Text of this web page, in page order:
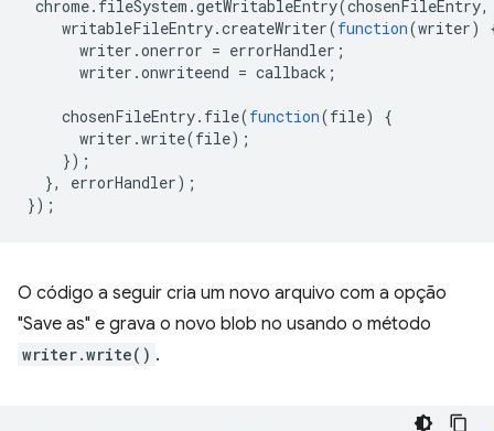
chrome. fileSystem .getWritableEntry(chosenFileEntry,
writableFileEntry.createWriter(function(writer)
writer .onerror = errorHandler ;
writer .onwriteend = callback ;
chosenFileEntry. file(function(file)
{
writer .write(file);
});
},
errorHandler);
});
O código a seguir cria um novo arquivo com a opção
"Save as" e grava o novo blob no usando o método
writer.write() .